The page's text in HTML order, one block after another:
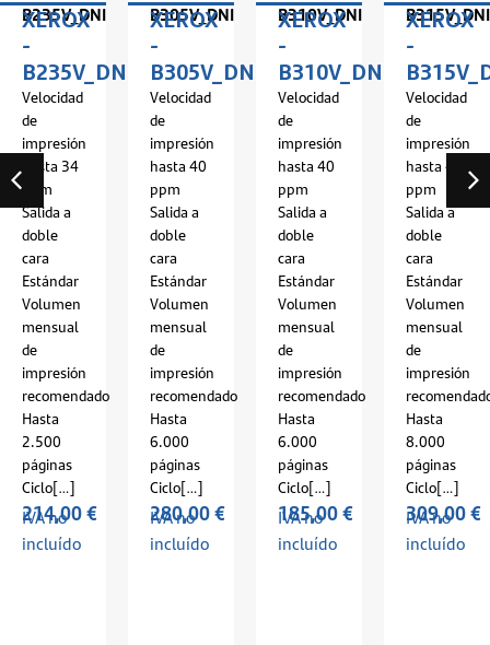
B235V_DNI
XEROX
-
B235V_DNI
Velocidad
de
impresión
hasta 34
ppm
Salida a
doble
cara
Estándar
Volumen
mensual
de
impresión
recomendado
Hasta
2.500
páginas
Ciclo[…]
214,00€
IVA no
incluído
B305V_DNI
XEROX
-
B305V_DNI
Velocidad
de
impresión
hasta 40
ppm
Salida a
doble
cara
Estándar
Volumen
mensual
de
impresión
recomendado
Hasta
6.000
páginas
Ciclo[…]
280,00€
IVA no
incluído
B310V_DNI
XEROX
-
B310V_DNI
Velocidad
de
impresión
hasta 40
ppm
Salida a
doble
cara
Estándar
Volumen
mensual
de
impresión
recomendado
Hasta
6.000
páginas
Ciclo[…]
185,00€
IVA no
incluído
B315V_DNI
XEROX
-
Velocidad
de
impresión
hasta 40
ppm
Salida a
doble
cara
Estándar
Volumen
mensual
de
impresión
Hasta
8.000
páginas
Ciclo[…]
309,00€
IVA no
incluído